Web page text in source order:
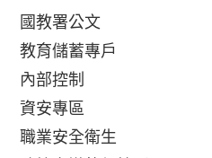
國教署公文
教育儲蓄專戶
內部控制
資安專區
職業安全衛生